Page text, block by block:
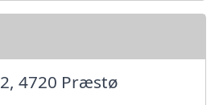
4720 Præstø